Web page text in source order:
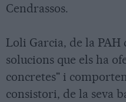
Cendrassos.
Loli Garcia, de la PAH
solucions que els ha
concretes" i
consistori, de la seva